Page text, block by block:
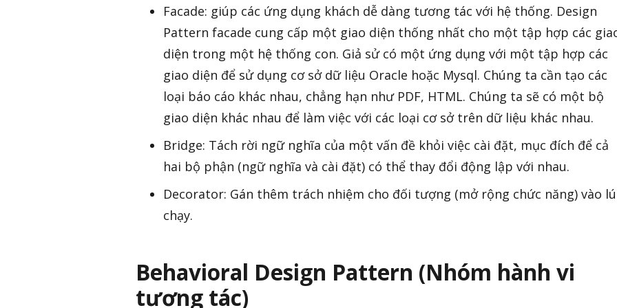
Facade: giúp các ứng dụng khách dễ dàng tương tác với hệ thống. Design
Pattern facade cung cấp một giao diện thống nhất cho một tập hợp các
diện trong một hệ thống con. Giả sử có một ứng dụng với một tập hợp các
giao diện để sử dụng cơ sở dữ liệu Oracle hoặc Mysql. Chúng ta cần tạo các
loại báo cáo khác nhau, chẳng hạn như PDF, HTML. Chúng ta sẽ có một bộ
giao diện khác nhau để làm việc với các loại cơ sở trên dữ liệu khác nhau.
Bridge: Tách rời ngữ nghĩa của một vấn đề khỏi việc cài đặt, mục đích để cả
hai bộ phận (ngữ nghĩa và cài đặt) có thể thay đổi động lập với nhau.
Decorator: Gán thêm trách nhiệm cho đối tượng (mở rộng chức năng) vào
chạy.
Behavioral Design Pattern (Nhóm hành vi
tương tác)